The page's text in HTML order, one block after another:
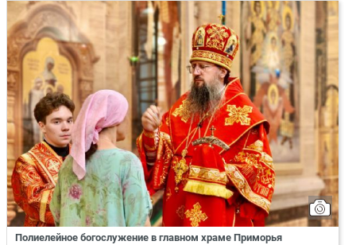
Полиелейное богослужение в главном храме Приморья